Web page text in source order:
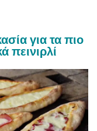
για τα πιο
πεινιρλί